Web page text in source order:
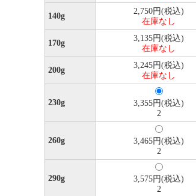
140g
2,750円(税込)
在庫なし
170g
3,135円(税込)
在庫なし
200g
3,245円(税込)
在庫なし
230g
3,355円(税込)
2
260g
3,465円(税込)
2
290g
3,575円(税込)
2